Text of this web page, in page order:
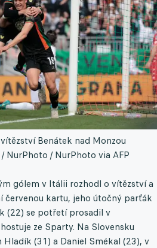
Benátek nad Monzou
NurPhoto / NurPhoto via AFP
gólem v Itálii rozhodl o vítězství a
červenou kartu, jeho útočný parťák
(22) se potřetí prosadil v
ze Sparty. Na Slovensku
(31) a Daniel Smékal (23), v